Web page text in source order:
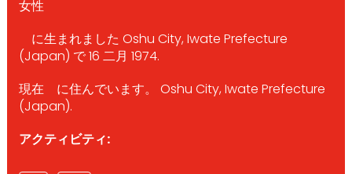
女性
に生まれました Oshu City, Iwate Prefecture
(Japan) で 16 二月 1974.
現在 に住んでいます。 Oshu City, Iwate Prefecture
(Japan).
アクティビティ: